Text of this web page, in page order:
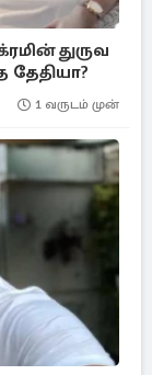
துருவ
தேதியா?
1 வருடம் முன்